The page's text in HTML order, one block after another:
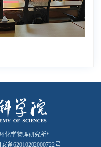
化学物理研究所*
备62010202000722号